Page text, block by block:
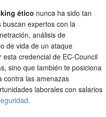
ético nunca ha sido tan
expertos con la
análisis de
de vida de un ataque
credencial de EC-Council
sino que también te posiciona
contra las amenazas
laborales con salarios
.